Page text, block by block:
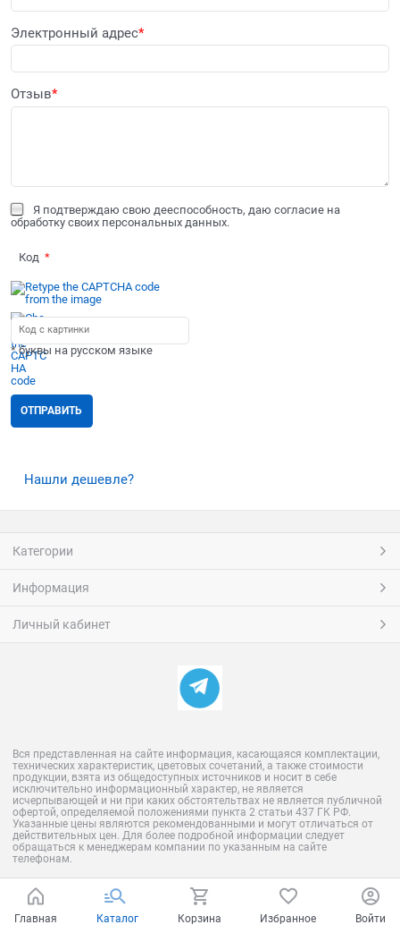
Электронный адрес
Отзыв
Я подтверждаю свою дееспособность, даю согласие на
обработку своих персональных данных.
Код
* буквы на русском языке
Нашли дешевле?
Категории
Информация
Личный кабинет
Вся представленная на сайте информация, касающаяся комплектации,
технических характеристик, цветовых сочетаний, а также стоимости
продукции, взята из общедоступных источников и носит в себе
исключительно информационный характер, не является
исчерпывающей и ни при каких обстоятельтвах не является публичной
офертой, определяемой положениями пункта 2 статьи 437 ГК РФ.
Указанные цены являются рекомендованными и могут отличаться от
действительных цен. Для более подробной информации следует
обращаться к менеджерам компании по указанным на сайте
телефонам.
Главная Каталог Корзина Избранное Войти